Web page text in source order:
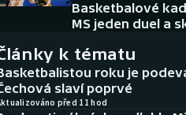
Basketbalové
MS jeden duel a
k tématu
roku je
slaví poprvé
před 11 hod